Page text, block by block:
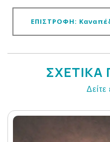
ΕΠΙΣΤΡΟΦΗ:
ΣΧΕΤΙΚΑ
Δείτε